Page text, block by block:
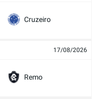
Cruzeiro
17/08/2026
Remo